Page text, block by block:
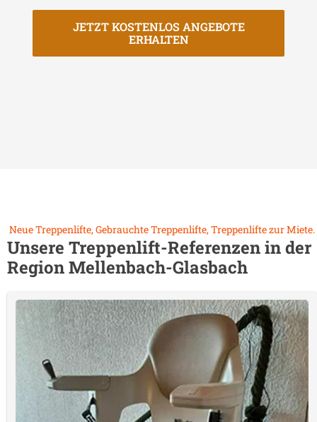
JETZT KOSTENLOS ANGEBOTE
ERHALTEN
Neue Treppenlifte, Gebrauchte Treppenlifte, Treppenlifte zur Miete.
Unsere Treppenlift-Referenzen in der
RegionMellenbach-Glasbach